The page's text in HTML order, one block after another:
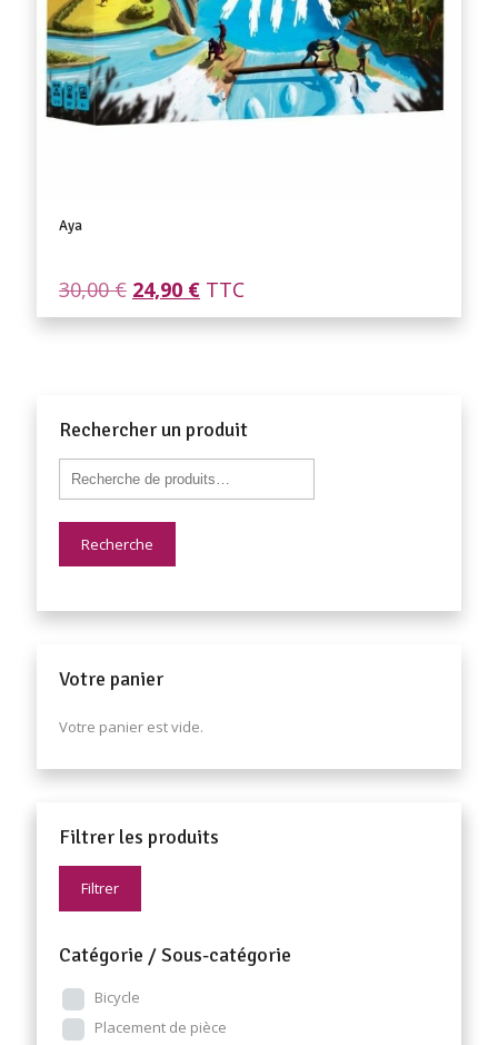
Aya
30,00€ Le
initial
24,90 €Le
actuel
TTC
Rechercher un produit
Recherche
Votre panier
Votre panier est vide.
Filtrer les produits
Filtrer
Catégorie / Sous-catégorie
Bicycle
Placement de pièce